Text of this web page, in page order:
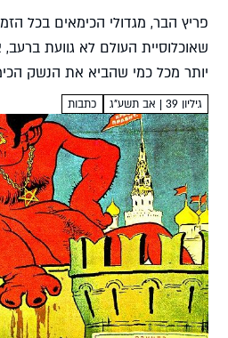
פריץ הבר, מגדולי הכימאים בכל
שאוכלוסיית העולם לא גוועת ברעב,
יותר מכל כמי שהביא את הנשק
המתבולל מצא אמנם את דרכו
גיליון 39 | אב תשע"ג כתבות